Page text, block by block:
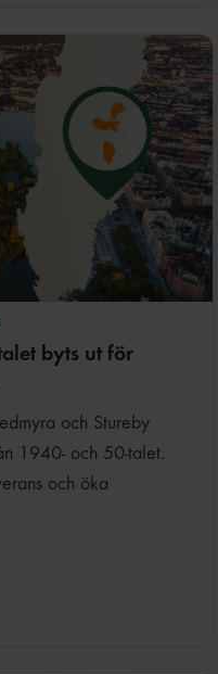
byts ut för
och Stureby
1940- och 50-talet.
och öka